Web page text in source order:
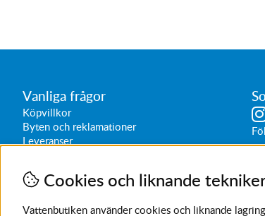
Vanliga frågor
Köpvillkor
Byten och reklamationer
Leveranser
Cookies och liknande
Vattenbutiken använder cookies och liknande